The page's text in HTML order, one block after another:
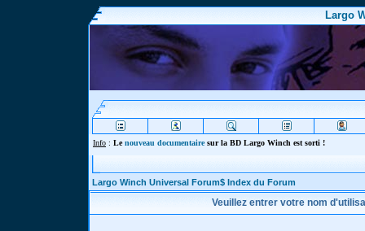
Largo
Info : Lenouveau documentairesur la BD Largo Winch est sorti !
Largo Winch Universal Forum$ Index du Forum
Veuillez entrer votre nom